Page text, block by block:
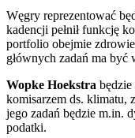
Węgry reprezentować
kadencji pełnił funkcję
portfolio obejmie
głównych zadań ma
Wopke Hoekstra
komisarzem ds. klimatu,
jego zadań będzie m.in.
podatki.